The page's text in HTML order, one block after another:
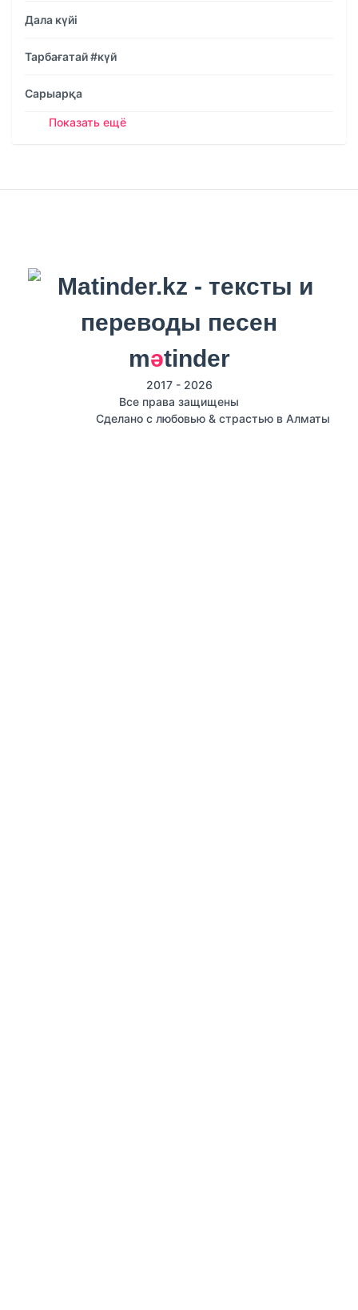
Дала күйі
Тарбағатай #күй
Сарыарқа
Показать ещё
mәtinder
2017 - 2026
Все права защищены
Сделано с любовью & страстью в Алматы